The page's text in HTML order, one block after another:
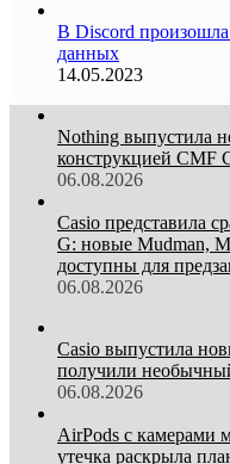
В Discord произошла
данных
14.05.2023
Nothing выпустила
конструкцией CMF
06.08.2026
Casio представила
G: новые Mudman,
доступны для
06.08.2026
Casio выпустила
получили
06.08.2026
AirPods с камерами
утечка раскрыла